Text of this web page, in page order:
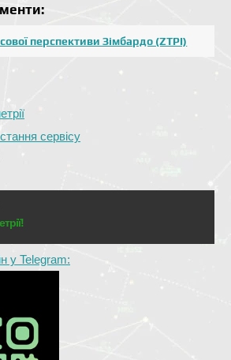
перспективи Зімбардо (ZTPI)
сервісу
у Telegram: